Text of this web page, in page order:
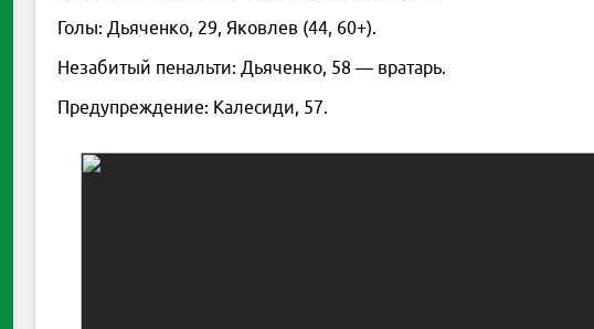
Голы: Дьяченко, 29, Яковлев (44, 60+).
Незабитый пенальти: Дьяченко, 58 — вратарь.
Предупреждение: Калесиди, 57.